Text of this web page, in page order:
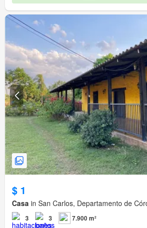
$ 1
Casa in San Carlos, Departamento de
3 3 7.900 m²